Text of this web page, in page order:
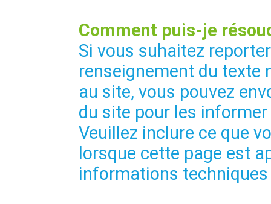
Comment puis-je
Si vous suhaitez
renseignement du texte
au site, vous pouvez
du site pour les
Veuillez inclure ce que
lorsque cette page est
informations